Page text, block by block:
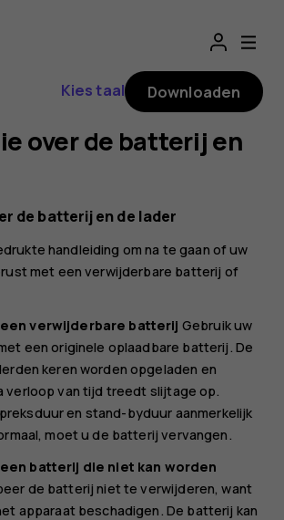
Kies taal Downloaden
over de batterij en
de batterij en de lader
handleiding om na te gaan of uw
met een verwijderbare batterij of
verwijderbare batterij Gebruik uw
een originele oplaadbare batterij. De
keren worden opgeladen en
verloop van tijd treedt slijtage op.
en stand-byduur aanmerkelijk
moet u de batterij vervangen.
batterij die niet kan worden
de batterij niet te verwijderen, want
apparaat beschadigen. De batterij kan